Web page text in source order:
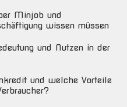
Minjob und
wissen müssen
und Nutzen in der
und welche Vorteile